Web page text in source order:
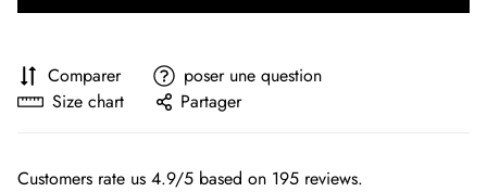
Comparer
poser une question
Size chart
Partager
Customers rate us 4.9/5 based on 195 reviews.